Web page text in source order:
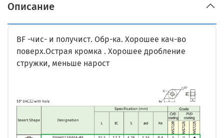
Описание
BF -чис- и получист. Обр-ка. Хорошее кач-во
поверх.Острая кромка . Хорошее дробление
стружки, меньше нарост